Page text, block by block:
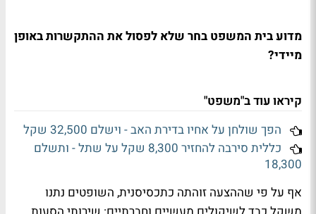
מדוע בית המשפט בחר שלא לפסול את ההתקשרות באופן
מיידי?
קיראו עוד ב"משפט"
הפך שולחן על אחיו בדירת האב - וישלם 32,500 שקל
כללית סירבה להחזיר 8,300 שקל על שתל - ותשלם
18,300
אף על פי שההצעה זוהתה כתכסיסנית, השופטים נתנו